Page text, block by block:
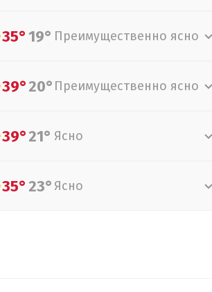
35°19° Преимущественно ясно
39°20° Преимущественно ясно
39°21° Ясно
35°23° Ясно